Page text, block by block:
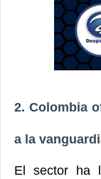
2. Colombia
a la
El sector ha